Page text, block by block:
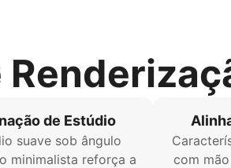
de Estúdio
suave sob ângulo
minimalista reforça a
com